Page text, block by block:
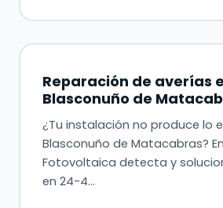
Reparación de averías
Blasconuño de
¿Tu instalación no produce lo
Blasconuño de Matacabras?
Fotovoltaica detecta y
en 24-4…